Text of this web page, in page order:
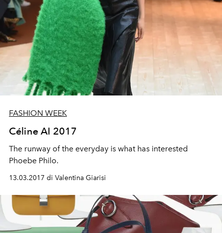
FASHION WEEK
Céline AI 2017
The runway of the everyday is what has interested
Phoebe Philo.
13.03.2017 di Valentina Giarisi